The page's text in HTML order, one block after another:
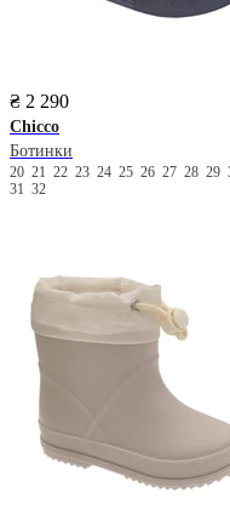
₴ 2 290
Chicco
Ботинки
20 21 22 23 24 25 26 27 28 29
31 32